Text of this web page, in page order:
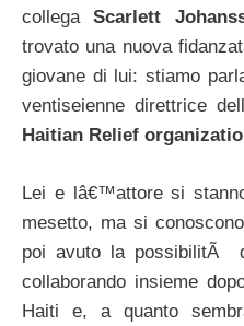
collegaScarlett
trovato una nuova
giovane di lui: stiamo
ventiseienne direttrice
Haitian Relief
Lei e lâ€™attore si
mesetto, ma si
poi avuto la possibilitÃ
collaborando insieme
Haiti e, a quanto